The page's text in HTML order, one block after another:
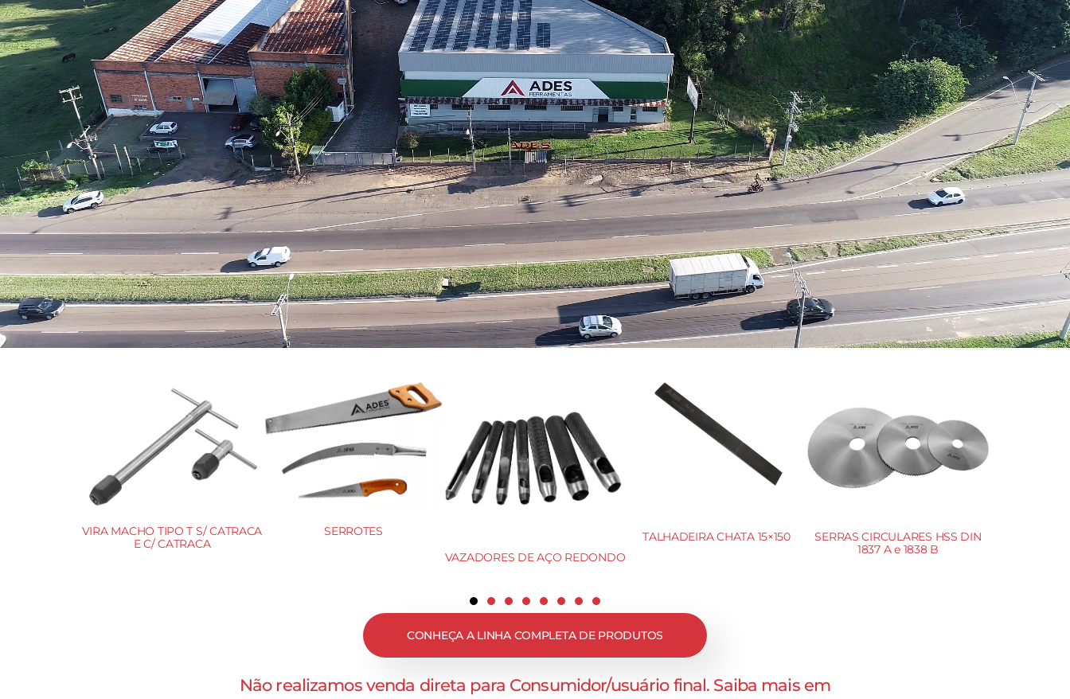
VIRA MACHO TIPO T S/ CATRACA
E C/ CATRACA
SERROTES
VAZADORES DE AÇO REDONDO
TALHADEIRA CHATA 15×150
SERRAS CIRCULARES HSS DIN
1837 A e 1838 B
CONHEÇA A LINHA COMPLETA DE PRODUTOS
Não realizamos venda direta para Consumidor/usuário final. Saiba mais em